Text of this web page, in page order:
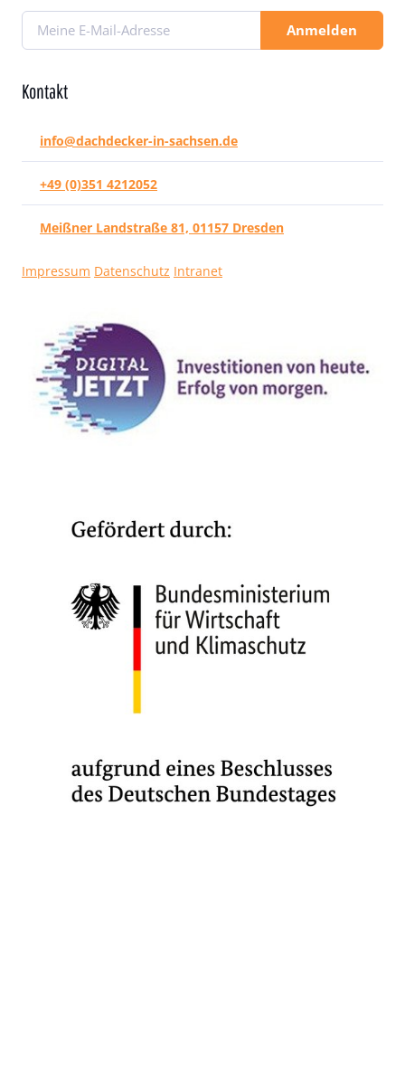
Anmelden
Kontakt
info@dachdecker-in-sachsen.de
+49 (0)351 4212052
Meißner Landstraße 81, 01157 Dresden
Impressum Datenschutz Intranet